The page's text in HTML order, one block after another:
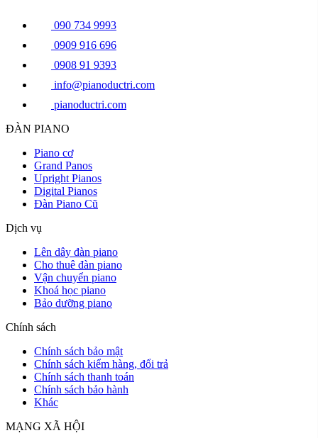
090 734 9993
0909 916 696
0908 91 9393
info@pianoductri.com
pianoductri.com
ĐÀN PIANO
Piano cơ
Grand Panos
Upright Pianos
Digital Pianos
Đàn Piano Cũ
Dịch vụ
Lên dây đàn piano
Cho thuê đàn piano
Vận chuyển piano
Khoá học piano
Bảo dưỡng piano
Chính sách
Chính sách bảo mật
Chính sách kiểm hàng, đổi trả
Chính sách thanh toán
Chính sách bảo hành
Khác
MẠNG XÃ HỘI